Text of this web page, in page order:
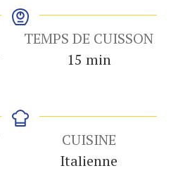
TEMPS DE CUISSON
15 minutes
min
CUISINE
Italienne